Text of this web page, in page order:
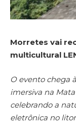
Morretes vai
multicultural
O evento chega
imersiva na
celebrando a
eletrônica no